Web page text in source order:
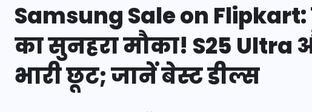
Samsung Sale on
का सुनहरा मौका! S25 Ultra
भारी छूट; जानें बेस्ट डील्स